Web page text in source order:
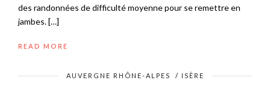
des randonnées de difficulté moyenne pour se remettre en
jambes. […]
READ MORE
AUVERGNE RHÔNE-ALPES / ISÈRE